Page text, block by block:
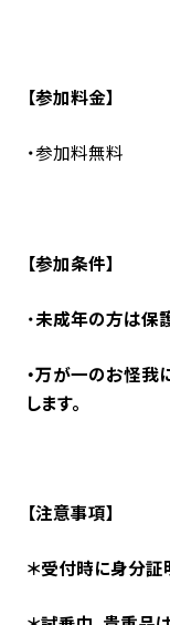
【参加料金】
・参加料無料
【参加条件】
・未成年の方は保
・万が一のお怪我
します。
【注意事項】
＊受付時に身分証